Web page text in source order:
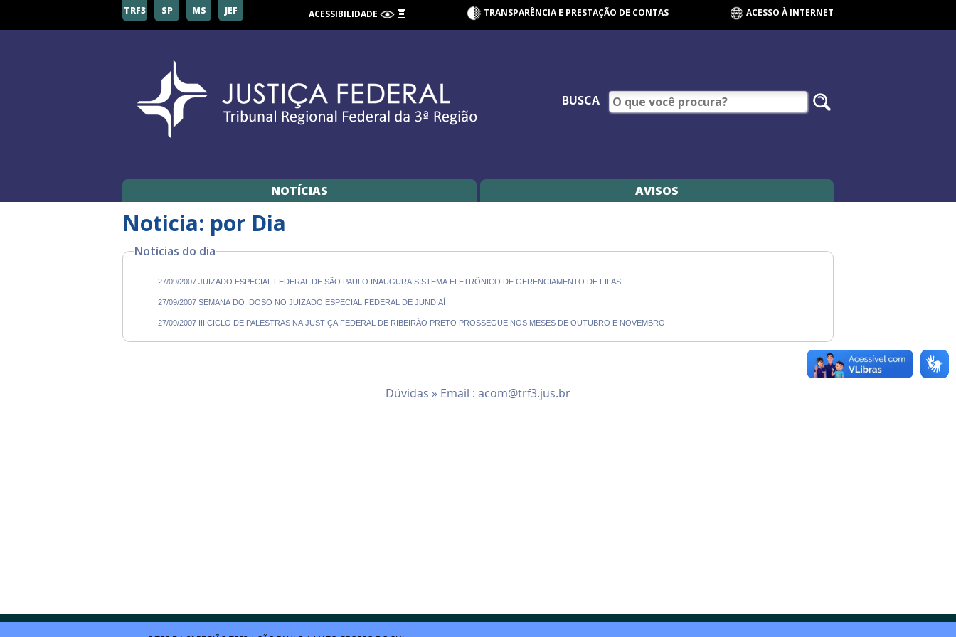
TRF3 SP MS JEF ACESSIBILIDADE TRANSPARÊNCIA E PRESTAÇÃO DE CONTAS ACESSO À INTERNET
BUSCA
NOTÍCIAS AVISOS
Noticia: por Dia
Notícias do dia
27/09/2007 JUIZADO ESPECIAL FEDERAL DE SÃO PAULO INAUGURA SISTEMA ELETRÔNICO DE GERENCIAMENTO DE FILAS
27/09/2007 SEMANA DO IDOSO NO JUIZADO ESPECIAL FEDERAL DE JUNDIAÍ
27/09/2007 III CICLO DE PALESTRAS NA JUSTIÇA FEDERAL DE RIBEIRÃO PRETO PROSSEGUE NOS MESES DE OUTUBRO E NOVEMBRO
Dúvidas » Email : acom@trf3.jus.br